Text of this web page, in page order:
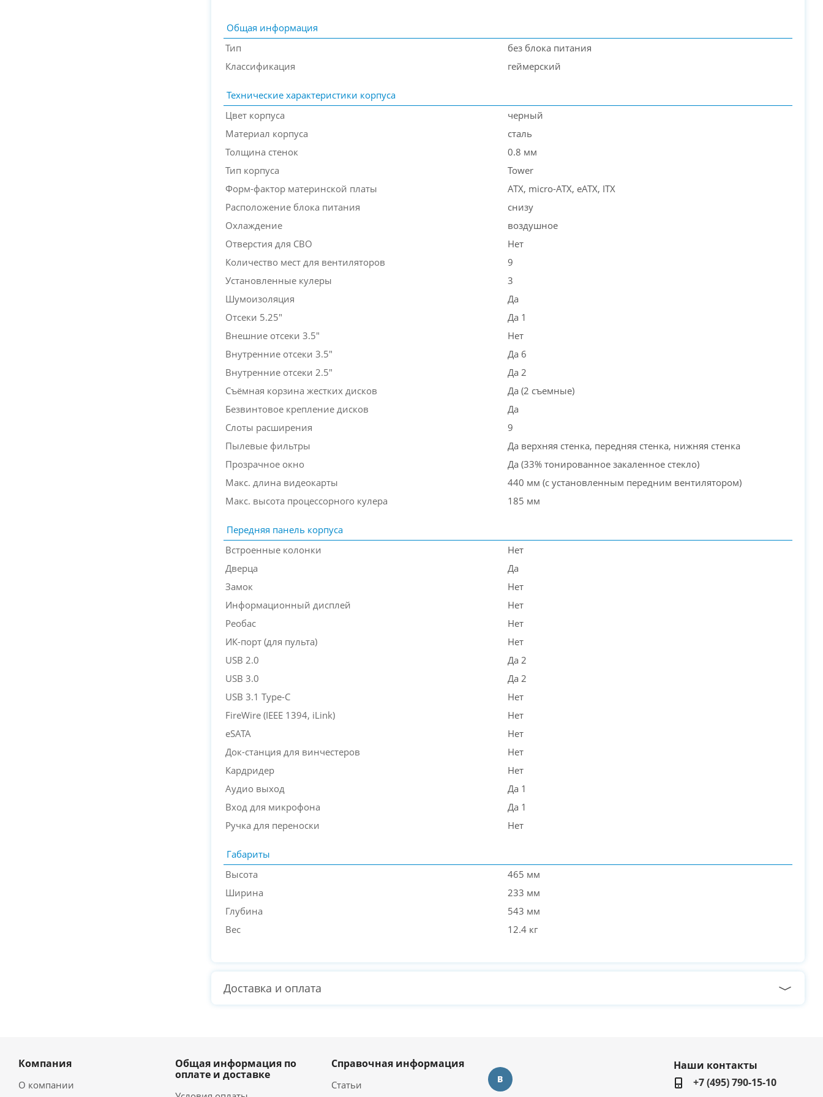
Общая информация
Тип
без блока питания
Классификация
геймерский
Технические характеристики корпуса
Цвет корпуса
черный
Материал корпуса
сталь
Толщина стенок
0.8 мм
Тип корпуса
Tower
Форм-фактор материнской платы
ATX, micro-ATX, eATX, ITX
Расположение блока питания
снизу
Охлаждение
воздушное
Отверстия для СВО
Нет
Количество мест для вентиляторов
9
Установленные кулеры
3
Шумоизоляция
Да
Отсеки 5.25"
Да 1
Внешние отсеки 3.5"
Нет
Внутренние отсеки 3.5"
Да 6
Внутренние отсеки 2.5"
Да 2
Съёмная корзина жестких дисков
Да (2 съемные)
Безвинтовое крепление дисков
Да
Слоты расширения
9
Пылевые фильтры
Да верхняя стенка, передняя стенка, нижняя стенка
Прозрачное окно
Да (33% тонированное закаленное стекло)
Макс. длина видеокарты
440 мм (с установленным передним вентилятором)
Макс. высота процессорного кулера
185 мм
Передняя панель корпуса
Встроенные колонки
Нет
Дверца
Да
Замок
Нет
Информационный дисплей
Нет
Реобас
Нет
ИК-порт (для пульта)
Нет
USB 2.0
Да 2
USB 3.0
Да 2
USB 3.1 Type-C
Нет
FireWire (IEEE 1394, iLink)
Нет
eSATA
Нет
Док-станция для винчестеров
Нет
Кардридер
Нет
Аудио выход
Да 1
Вход для микрофона
Да 1
Ручка для переноски
Нет
Габариты
Высота
465 мм
Ширина
233 мм
Глубина
543 мм
Вес
12.4 кг
Доставка и оплата
Компания
О компании
Общая информация по
оплате и доставке
Справочная информация
Статьи
Наши контакты
+7 (495) 790-15-10